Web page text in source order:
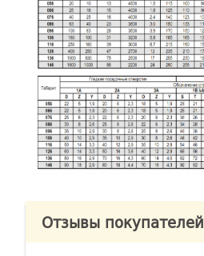
Отзывы покупателей